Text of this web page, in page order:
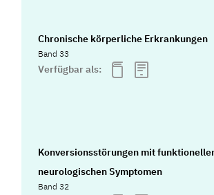
Chronische körperliche Erkrankungen
Band 33
Verfügbar als:
Konversionsstörungen mit
neurologischen Symptomen
Band 32